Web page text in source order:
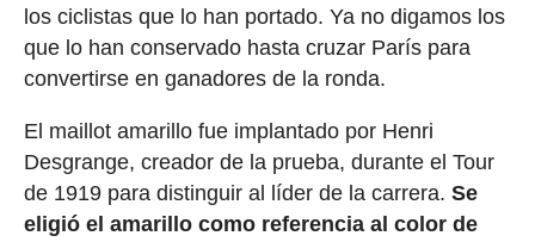
los ciclistas que lo han portado. Ya no digamos los
que lo han conservado hasta cruzar París para
convertirse en ganadores de la ronda.
El maillot amarillo fue implantado por Henri
Desgrange, creador de la prueba, durante el Tour
de 1919 para distinguir al líder de la carrera. Se
eligió el amarillo como referencia al color de